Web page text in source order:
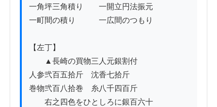
一角坪三角積り　　一開立円法振元
一町間の積り　　　一広間のつもり
【左丁】
▲長崎の買物三人元銀割付
人参弐百五拾斤　沈香七拾斤
巻物弐百八拾巻　糸八千四百斤
右之四色をひとしろに銀百六十